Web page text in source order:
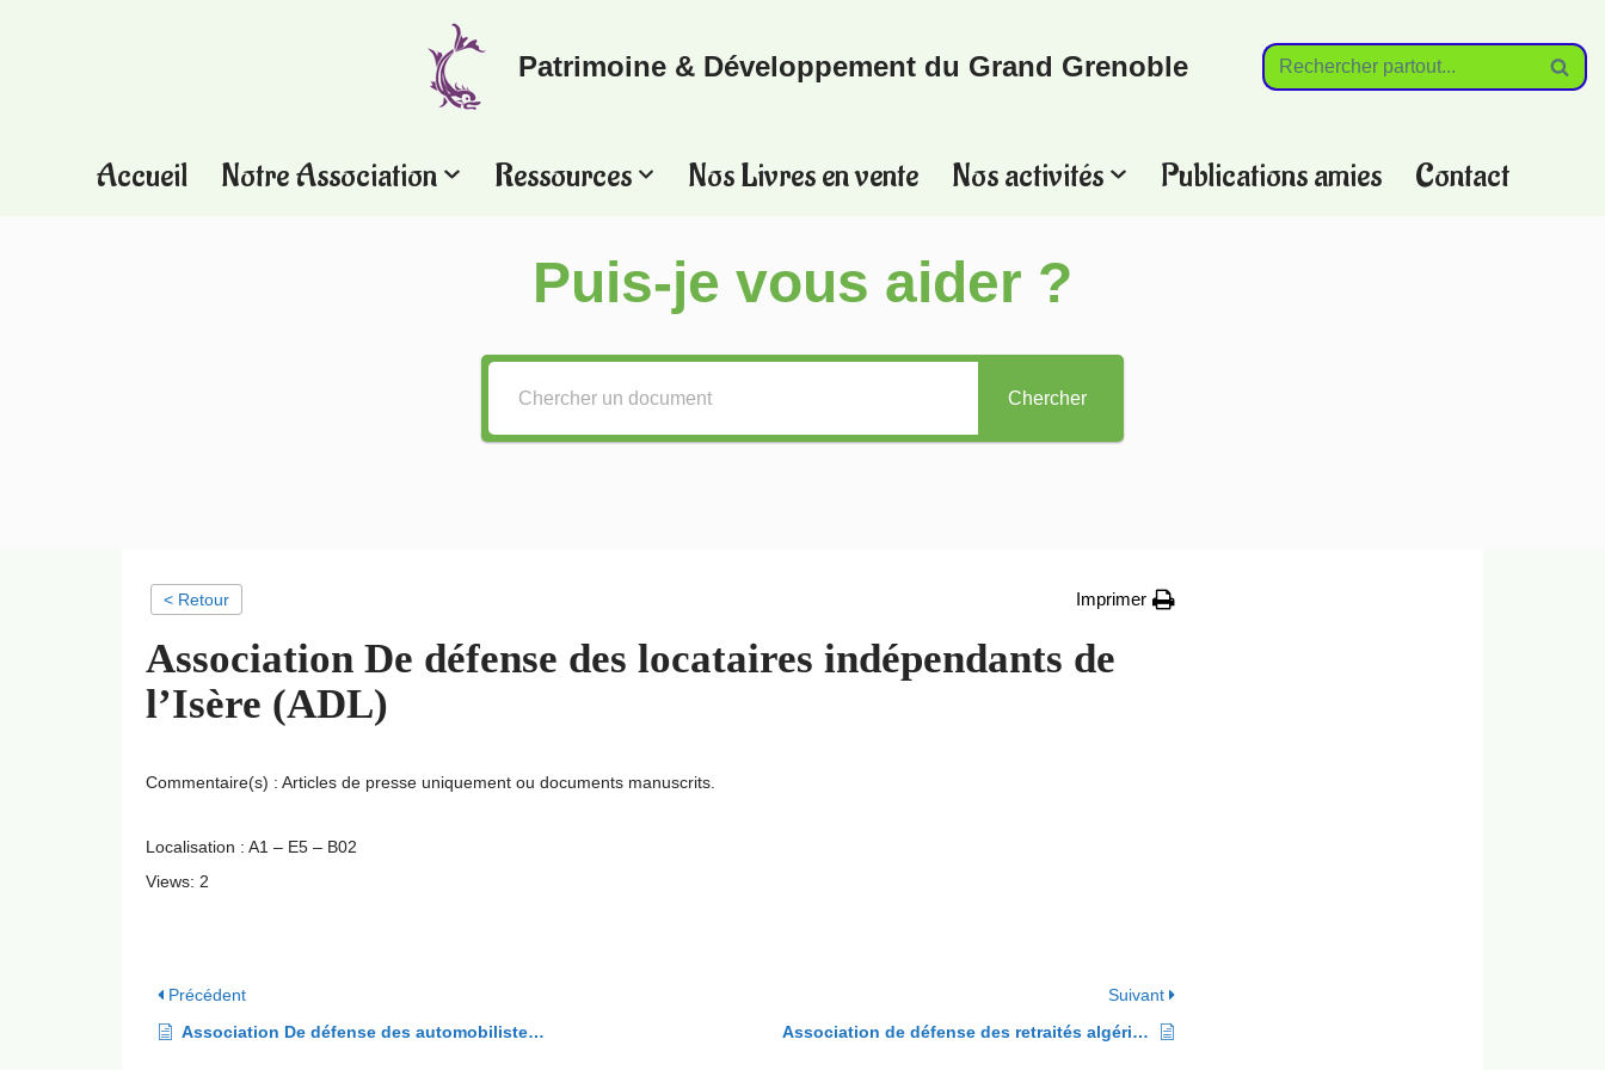
Patrimoine & Développement du Grand Grenoble
Accueil Notre Association Ressources Nos Livres en vente Nos activités Publications amies Contact
Puis-je vous aider ?
Chercher
< Retour Imprimer
Association De défense des locataires indépendants de
l’Isère (ADL)
Commentaire(s) : Articles de presse uniquement ou documents manuscrits.
Localisation : A1 – E5 – B02
Views: 2
Précédent
Association De défense des automobilistes de la région grenobloise
Suivant
Association de défense des retraités algériens